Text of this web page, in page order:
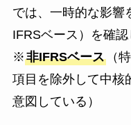
では、一時的な影響
IFRSベース）を確認
※非IFRSベース（
項目を除外して中核
意図している）